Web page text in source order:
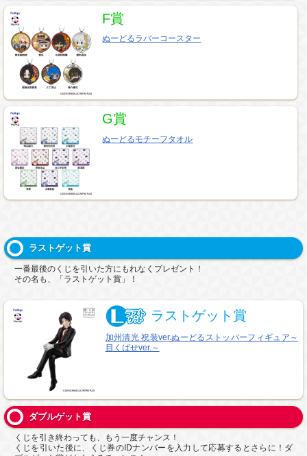
F賞
ぬーどるラバーコースター
G賞
ぬーどるモチーフタオル
ラストゲット賞
一番最後のくじを引いた方にもれなくプレゼント！
その名も、「ラストゲット賞」！
ラストゲット賞
加州清光 祝装ver.ぬーどるストッパーフィギュア～
目くばせver.～
ダブルゲット賞
くじを引き終わっても、もう一度チャンス！
くじを引いた後に、くじ券のIDナンバーを入力して応募するとさらに！ダ